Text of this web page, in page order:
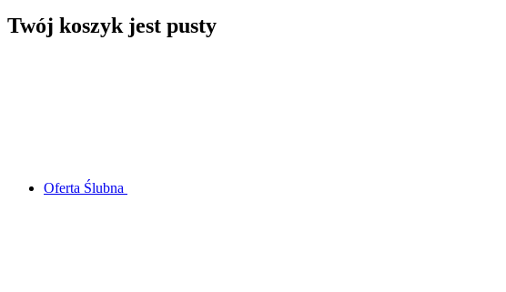
Twój koszyk jest pusty
Oferta Ślubna